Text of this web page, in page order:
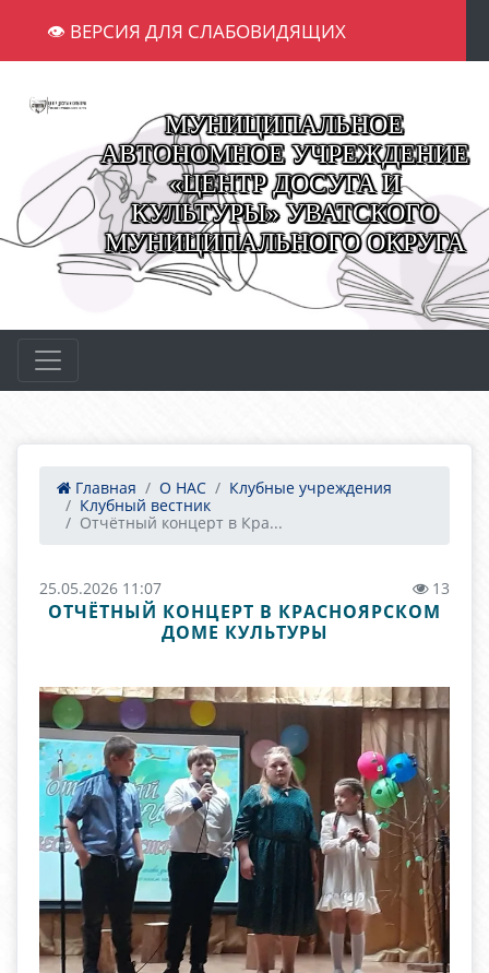
👁 ВЕРСИЯ ДЛЯ СЛАБОВИДЯЩИХ
МУНИЦИПАЛЬНОЕ
АВТОНОМНОЕ УЧРЕЖДЕНИЕ
«ЦЕНТР ДОСУГА И
КУЛЬТУРЫ» УВАТСКОГО
МУНИЦИПАЛЬНОГО ОКРУГА
Главная О НАС
Клубные учреждения
Клубный вестник
Отчётный концерт в Кра...
25.05.2026 11:07 13
ОТЧЁТНЫЙ КОНЦЕРТ В КРАСНОЯРСКОМ
ДОМЕ КУЛЬТУРЫ